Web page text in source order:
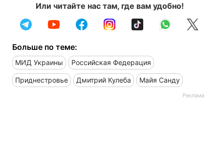
Или читайте нас там, где вам удобно!
Больше по теме:
МИД Украины Российская Федерация
Приднестровье Дмитрий Кулеба Майя Санду